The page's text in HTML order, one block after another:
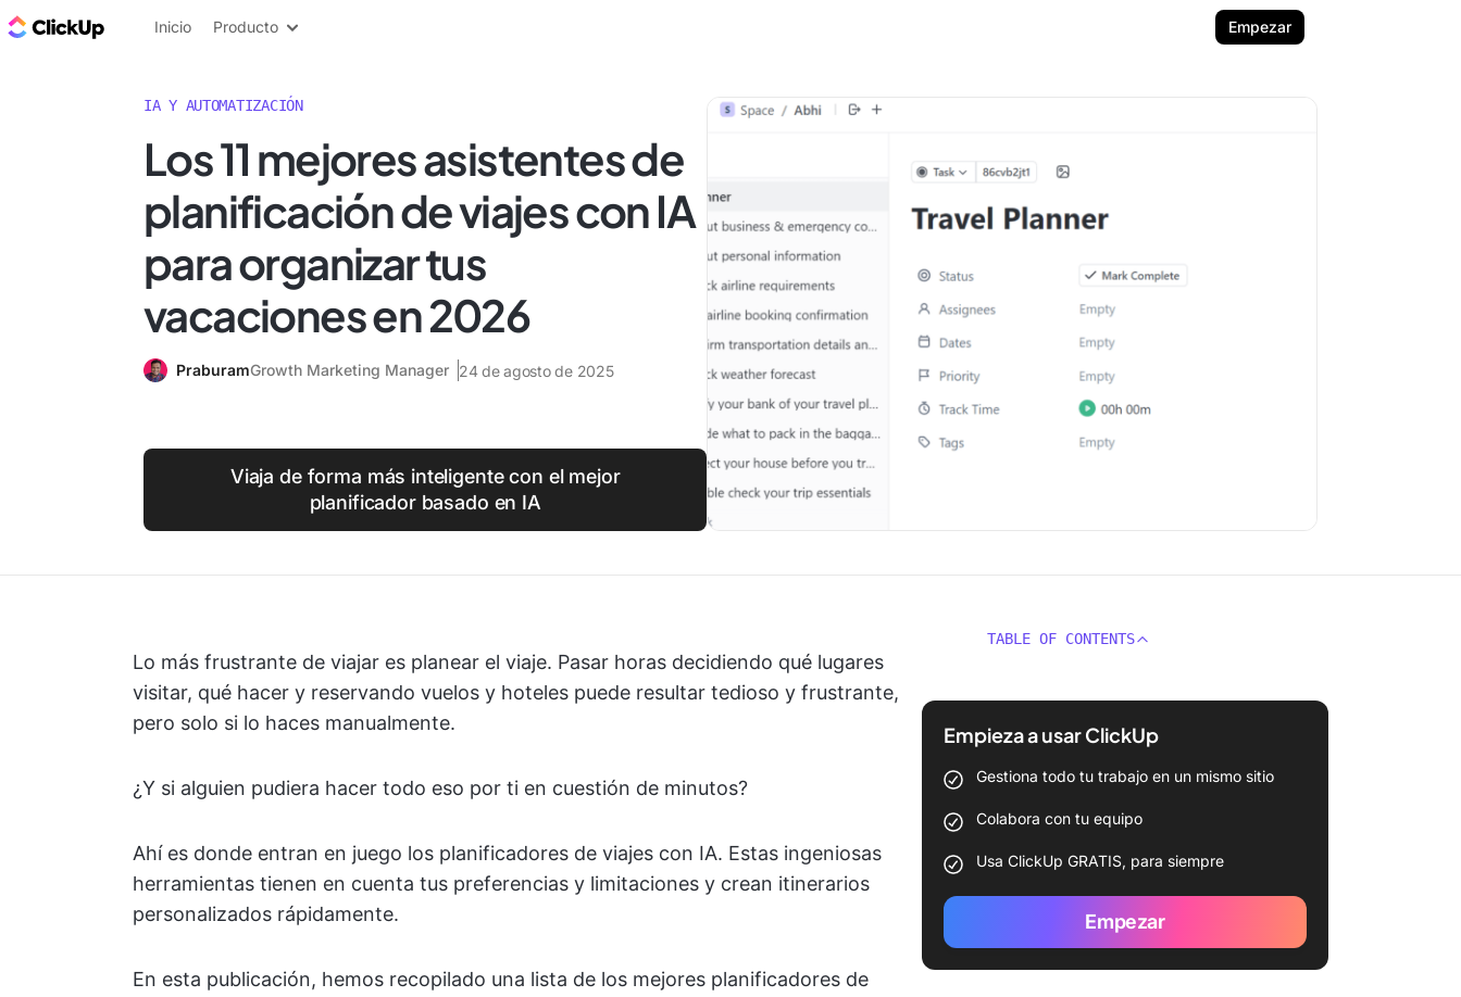
ClickUp Blog
Inicio Producto Empezar
IA Y AUTOMATIZACIÓN
Los 11 mejores asistentes de
planificación de viajes con IA
para organizar tus
vacaciones en 2026
PraburamGrowth Marketing Manager 24 de agosto de 2025
Viaja de forma más inteligente con el mejor
planificador basado en IA
Lo más frustrante de viajar es planear el viaje. Pasar horas decidiendo qué lugares
visitar, qué hacer y reservando vuelos y hoteles puede resultar tedioso y frustrante,
pero solo si lo haces manualmente.
¿Y si alguien pudiera hacer todo eso por ti en cuestión de minutos?
Ahí es donde entran en juego los planificadores de viajes con IA. Estas ingeniosas
herramientas tienen en cuenta tus preferencias y limitaciones y crean itinerarios
personalizados rápidamente.
En esta publicación, hemos recopilado una lista de los mejores planificadores de
TABLE OF CONTENTS
Empieza a usar ClickUp
Gestiona todo tu trabajo en un mismo sitio
Colabora con tu equipo
Usa ClickUp GRATIS, para siempre
Empezar